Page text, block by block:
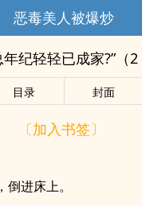
恶毒美人被爆炒
年纪轻轻已成家?”（2
目录 封面
〔加入书签〕
进床上。